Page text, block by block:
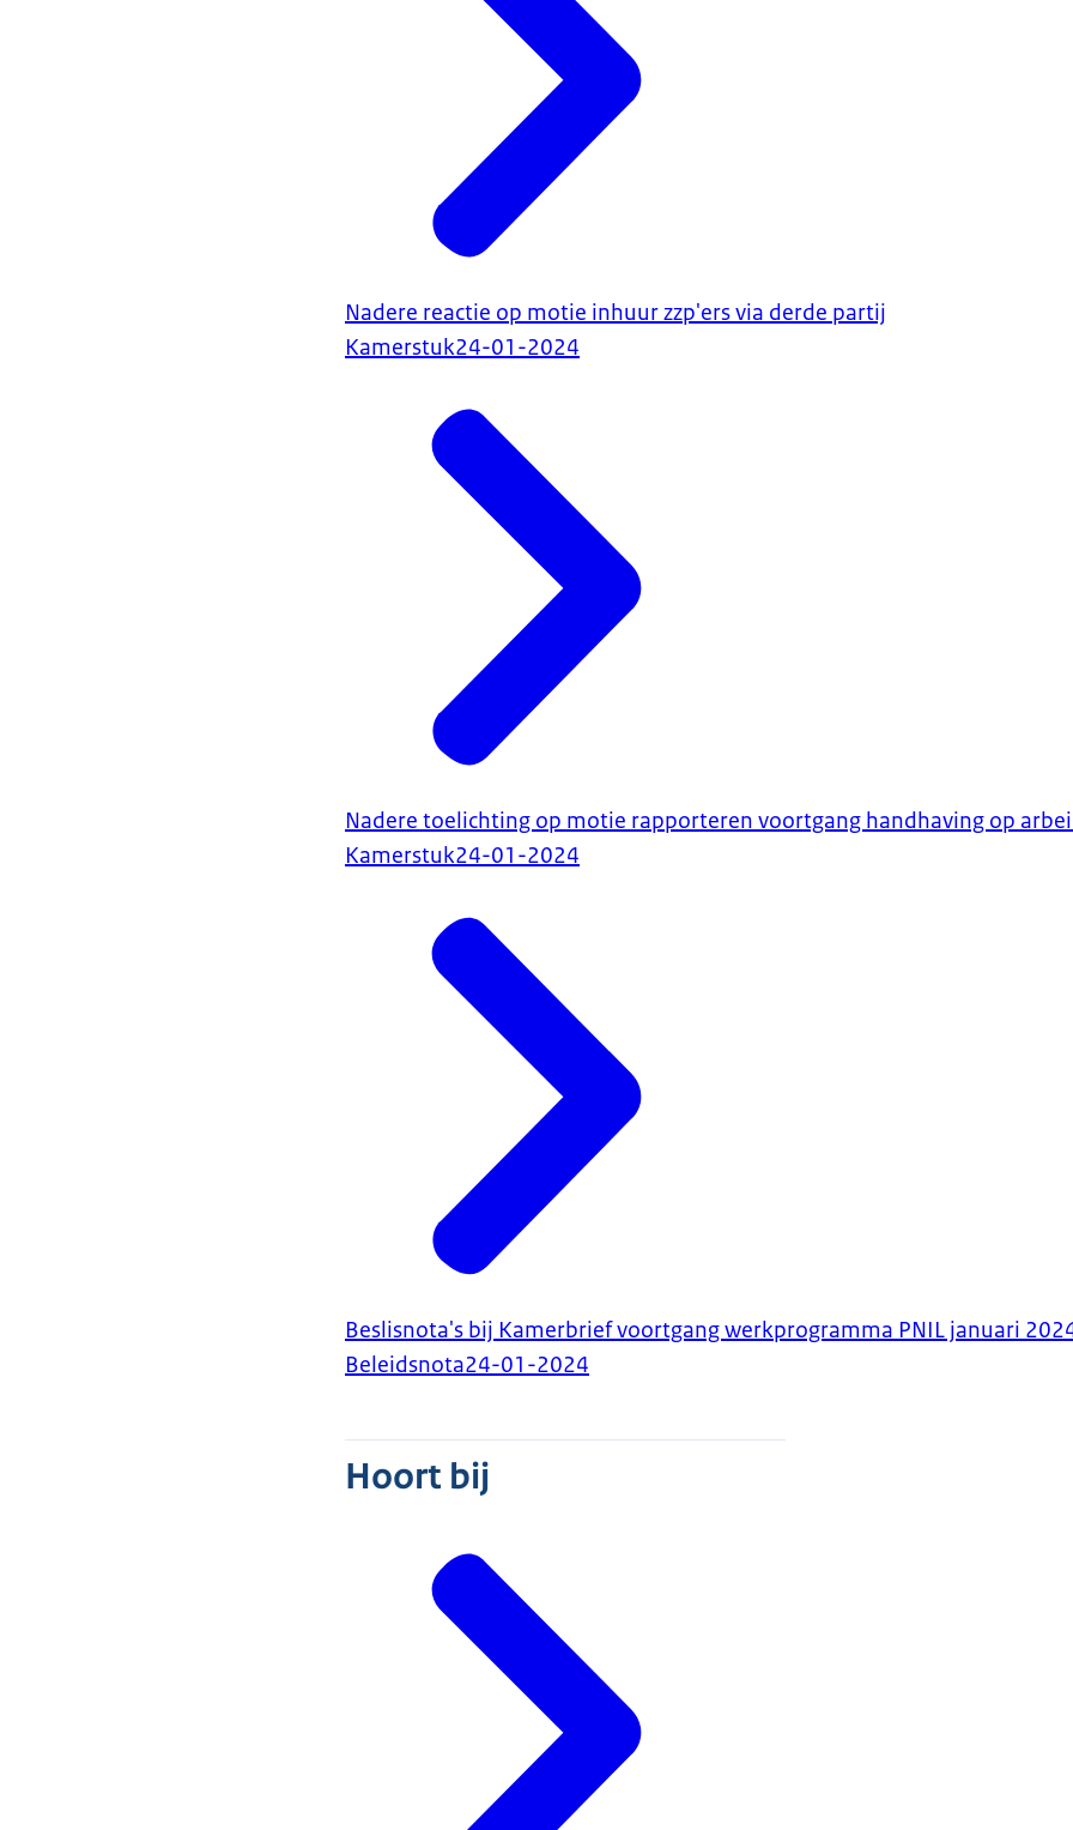
Nadere reactie op motie inhuur zzp'ers via derde partij
Kamerstuk24-01-2024
Nadere toelichting op motie rapporteren voortgang handhaving op
Kamerstuk24-01-2024
Beslisnota's bij Kamerbrief voortgang werkprogramma PNIL januari
Beleidsnota24-01-2024
Hoort bij